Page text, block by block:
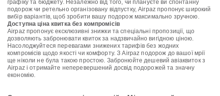
графіку та бюджету. Незалежно від того, чи плануєте ви спонтанну
подорож чи ретельно організовану відпустку, Airpaz пропонує широкий
вибір варіантів, щоб зробити вашу подорож максимально зручною.
Доступна ціна квитка без компромісів
Airpaz пропонує ексклюзивні знижки та спеціальні пропозиції, що
дозволяють забронювати квиток за надзвичайно вигідною ціною.
Насолоджуйтеся перевагами знижених тарифів без жодних
компромісів щодо якості чи комфорту. З Airpaz подорож до вашої мрії
ще ніколи не була такою простою. Забронюйте дешевий авіаквиток з
Airpaz і отримайте неперевершений досвід подорожей та значну
економію.